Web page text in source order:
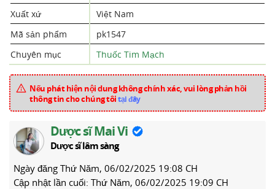
Xuất xứ
Việt Nam
Mã sản phẩm
pk1547
Chuyên mục
Thuốc Tim Mạch
Nếu phát hiện nội dung không chính xác, vui lòng phản hồi
thông tin cho chúng tôitại đây
Dược sĩ Mai Vi
Dược sĩ lâm sàng
Ngày đăng Thứ Năm, 06/02/2025 19:08 CH
Cập nhật lần cuối: Thứ Năm, 06/02/2025 19:09 CH